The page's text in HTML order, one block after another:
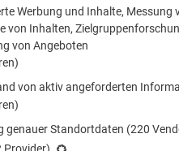
Werbung und Inhalte, Messung
von Inhalten,
von Angeboten
von aktiv angeforderten
genauer Standortdaten (220